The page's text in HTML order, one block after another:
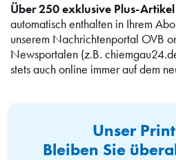
Über 250 exklusive Plus-
automatisch enthalten in Ihrem
unserem Nachrichtenportal OVB
Newsportalen (z.B.
stets auch online immer auf dem
Unser
Bleiben Sie